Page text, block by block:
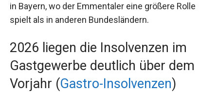
in Bayern, wo der Emmentaler eine größere Rolle
spielt als in anderen Bundesländern.
2026 liegen die Insolvenzen im
Gastgewerbe deutlich über dem
Vorjahr (Gastro-Insolvenzen)